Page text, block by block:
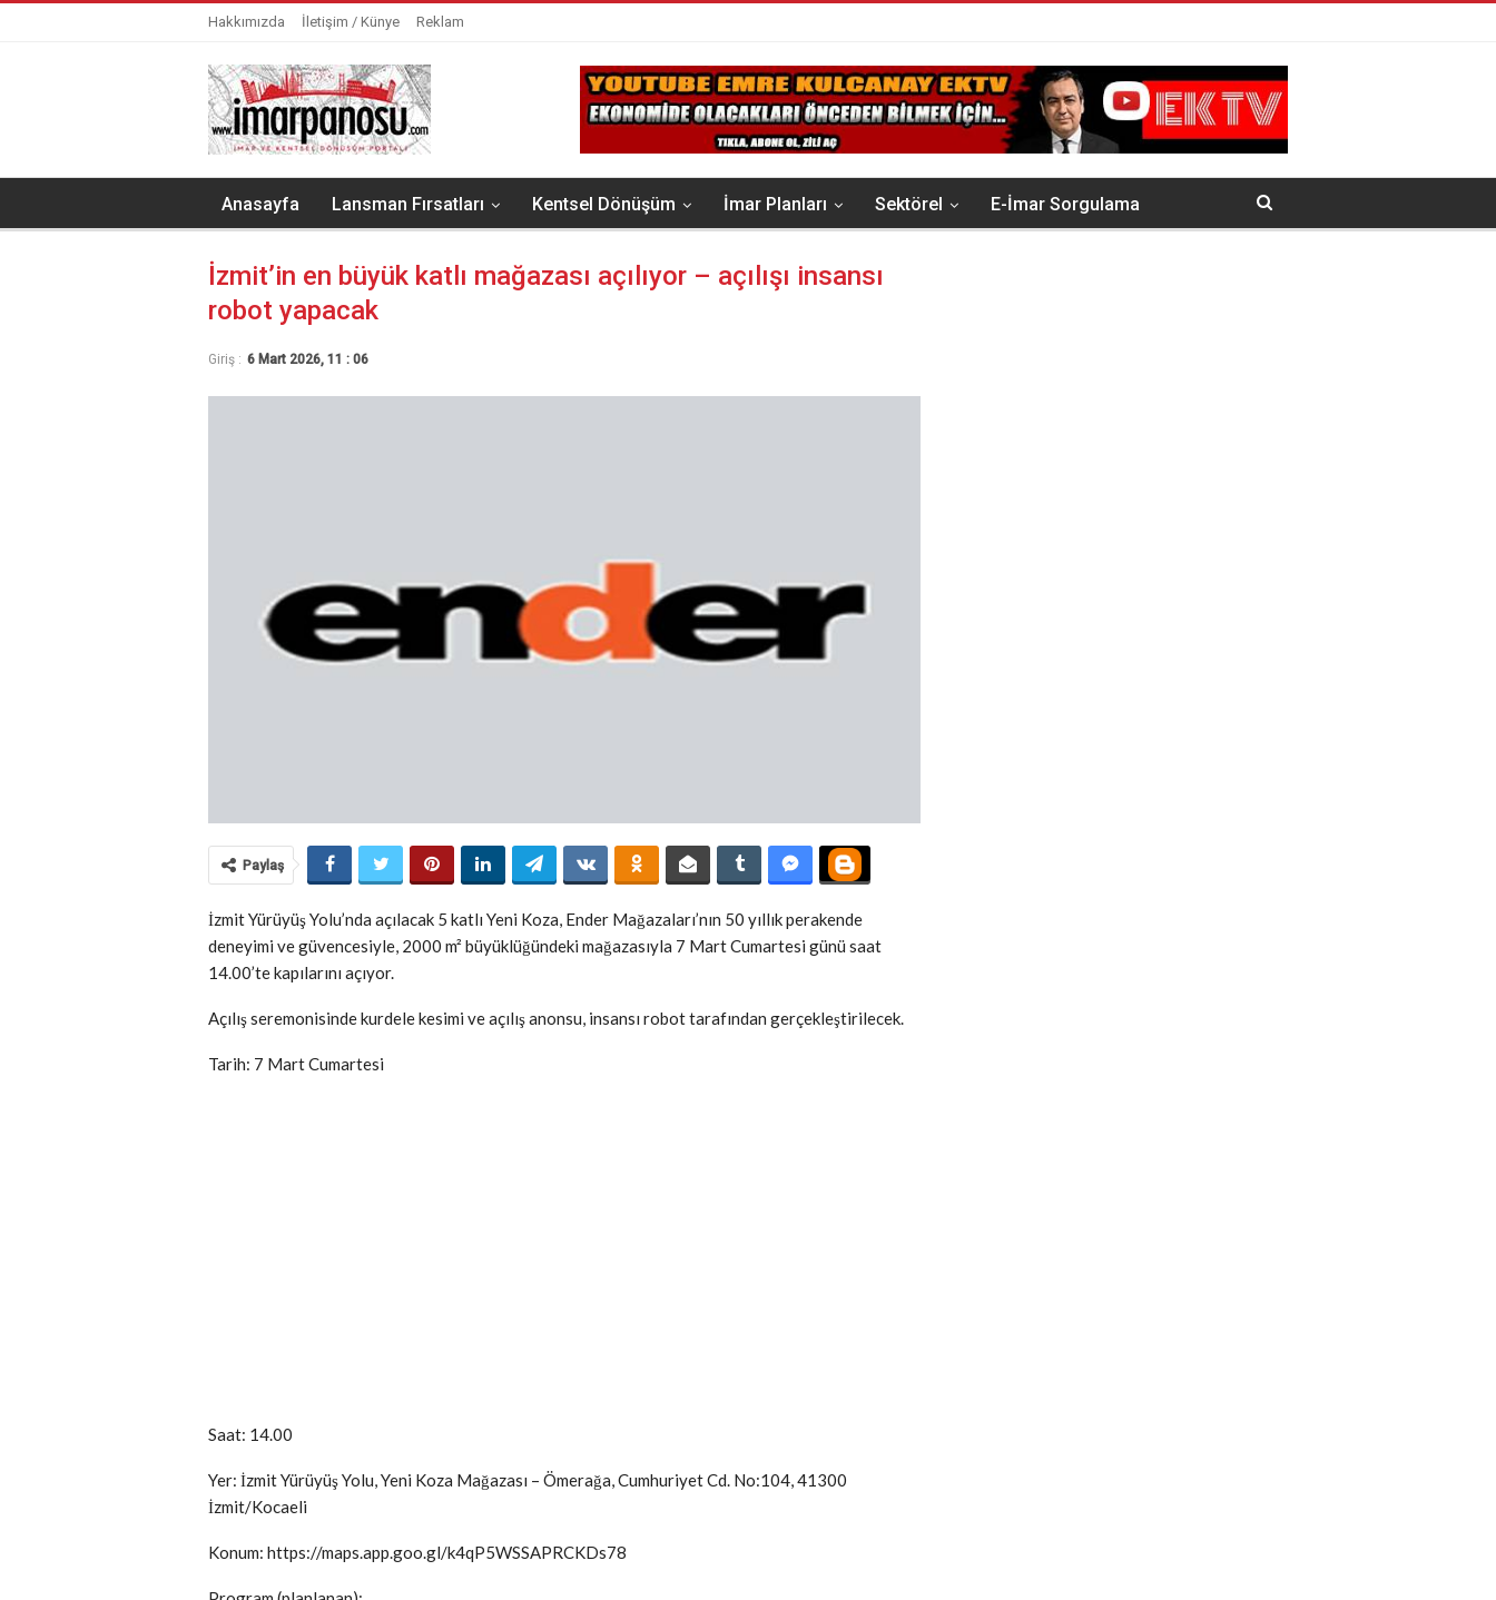
Hakkımızda İletişim / Künye Reklam
Anasayfa Lansman Fırsatları Kentsel Dönüşüm İmar Planları Sektörel E-İmar Sorgulama
İzmit’in en büyük katlı mağazası açılıyor – açılışı insansı
robot yapacak
Giriş : 6 Mart 2026, 11 : 06
Paylaş
İzmit Yürüyüş Yolu’nda açılacak 5 katlı Yeni Koza, Ender Mağazaları’nın 50 yıllık perakende
deneyimi ve güvencesiyle, 2000 m² büyüklüğündeki mağazasıyla 7 Mart Cumartesi günü saat
14.00’te kapılarını açıyor.
Açılış seremonisinde kurdele kesimi ve açılış anonsu, insansı robot tarafından gerçekleştirilecek.
Tarih: 7 Mart Cumartesi
Saat: 14.00
Yer: İzmit Yürüyüş Yolu, Yeni Koza Mağazası – Ömerağa, Cumhuriyet Cd. No:104, 41300
İzmit/Kocaeli
Konum: https://maps.app.goo.gl/k4qP5WSSAPRCKDs78